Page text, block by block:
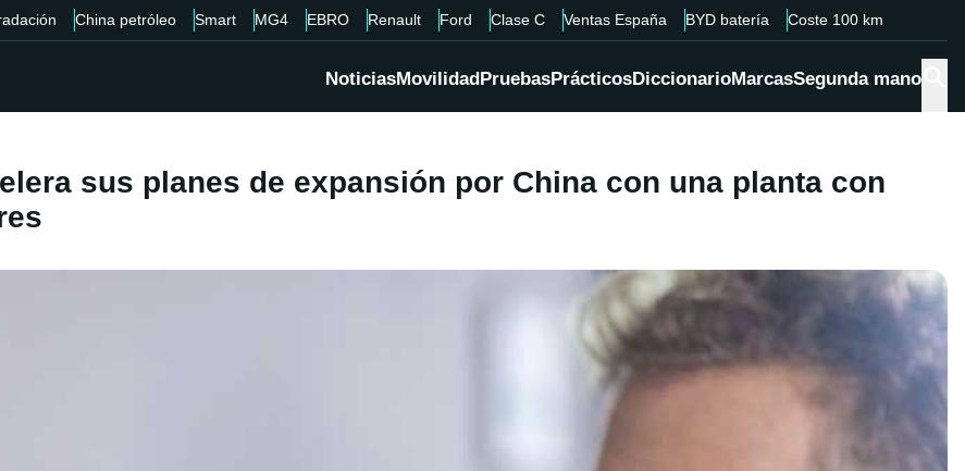
China petróleo Smart MG4 EBRO Renault Ford Clase C Ventas España BYD batería Coste 100 km
NoticiasMovilidadPruebasPrácticosDiccionarioMarcasSegunda mano
sus planes de expansión por China con una planta con